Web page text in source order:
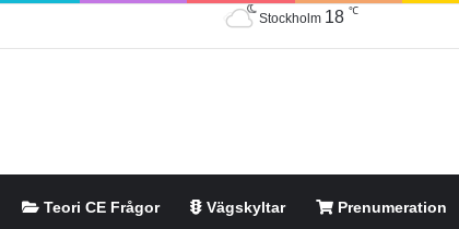
Stockholm 18 ℃
Teori CE Frågor Vägskyltar Prenumeration